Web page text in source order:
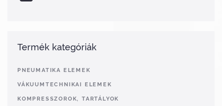
Termék kategóriák
PNEUMATIKA ELEMEK
VÁKUUMTECHNIKAI ELEMEK
KOMPRESSZOROK, TARTÁLYOK